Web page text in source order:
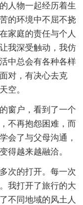
人物一起经历着生
的环境中不屈不挠
家庭的责任与个人
我深受触动，我仿
中总会有各种各样
对，有决心去克
空。
窗户，看到了一个
不再抱怨困难，而
会了与父母沟通，
得越来越融洽。
次的打开。每一次
我打开了旅行的大
不同地域的风土人